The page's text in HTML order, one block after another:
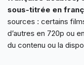
sous-titrée en
sources : certains
d’autres en 720p ou
du contenu ou la